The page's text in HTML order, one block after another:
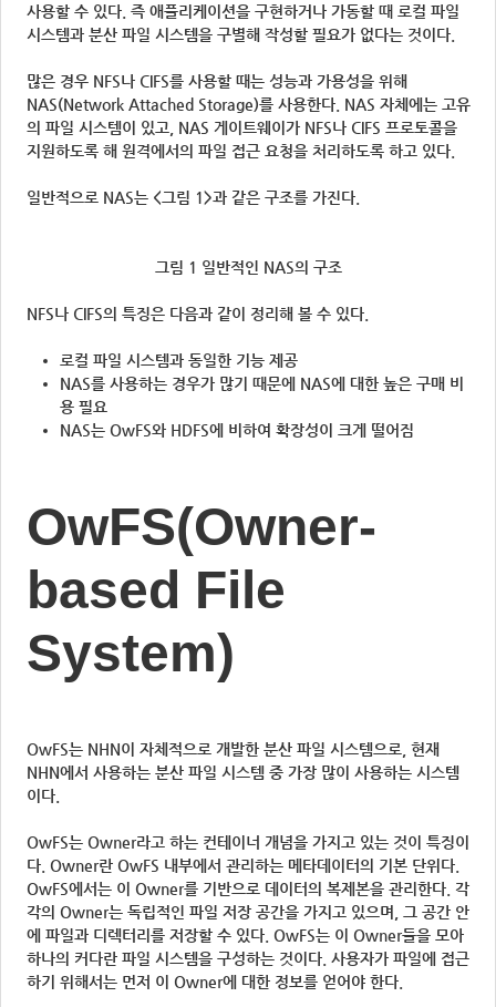
사용할 수 있다. 즉 애플리케이션을 구현하거나 가동할 때 로컬 파일
시스템과 분산 파일 시스템을 구별해 작성할 필요가 없다는 것이다.
많은 경우 NFS나 CIFS를 사용할 때는 성능과 가용성을 위해
NAS(Network Attached Storage)를 사용한다. NAS 자체에는 고유
의 파일 시스템이 있고, NAS 게이트웨이가 NFS나 CIFS 프로토콜을
지원하도록 해 원격에서의 파일 접근 요청을 처리하도록 하고 있다.
일반적으로 NAS는 <그림 1>과 같은 구조를 가진다.
그림 1 일반적인 NAS의 구조
NFS나 CIFS의 특징은 다음과 같이 정리해 볼 수 있다.
로컬 파일 시스템과 동일한 기능 제공
NAS를 사용하는 경우가 많기 때문에 NAS에 대한 높은 구매 비
용 필요
NAS는 OwFS와 HDFS에 비하여 확장성이 크게 떨어짐
OwFS(Owner-
based File
System)
OwFS는 NHN이 자체적으로 개발한 분산 파일 시스템으로, 현재
NHN에서 사용하는 분산 파일 시스템 중 가장 많이 사용하는 시스템
이다.
OwFS는 Owner라고 하는 컨테이너 개념을 가지고 있는 것이 특징이
다. Owner란 OwFS 내부에서 관리하는 메타데이터의 기본 단위다.
OwFS에서는 이 Owner를 기반으로 데이터의 복제본을 관리한다. 각
각의 Owner는 독립적인 파일 저장 공간을 가지고 있으며, 그 공간 안
에 파일과 디렉터리를 저장할 수 있다. OwFS는 이 Owner들을 모아
하나의 커다란 파일 시스템을 구성하는 것이다. 사용자가 파일에 접근
하기 위해서는 먼저 이 Owner에 대한 정보를 얻어야 한다.